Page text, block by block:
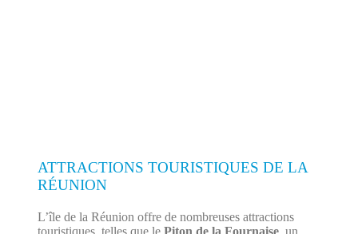
ATTRACTIONS TOURISTIQUES DE LA
RÉUNION
L’île de la Réunion offre de nombreuses attractions